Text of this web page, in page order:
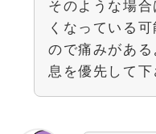
そのような場
くなっている
ので痛みがあ
息を優先して下